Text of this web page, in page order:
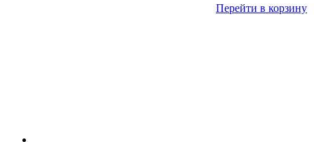
Перейти в корзину